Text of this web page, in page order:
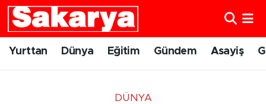
Yurttan Dünya Eğitim Gündem Asayiş
DÜNYA
Yurttan
Eskişehir Nöbetçi Eczaneler